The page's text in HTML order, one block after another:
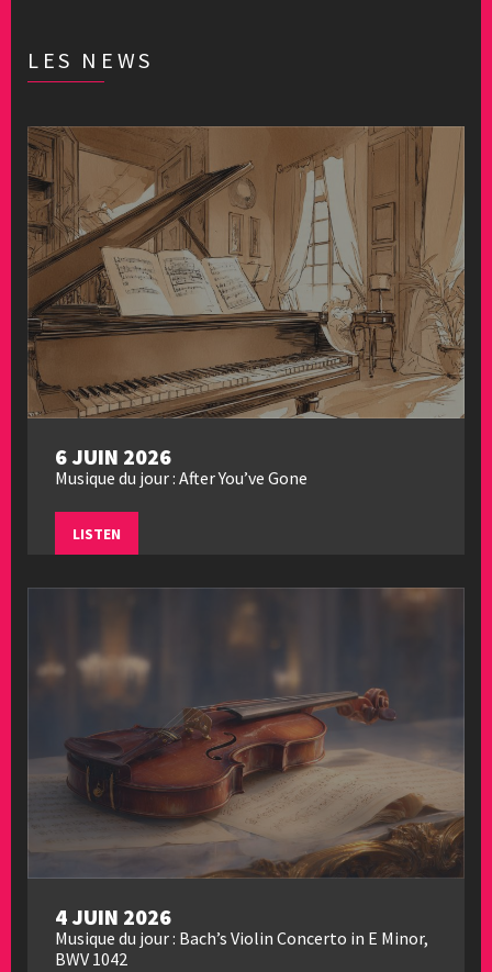
LES NEWS
6 JUIN 2026
Musique du jour : After You’ve Gone
LISTEN
4 JUIN 2026
Musique du jour : Bach’s Violin Concerto in E Minor,
BWV 1042